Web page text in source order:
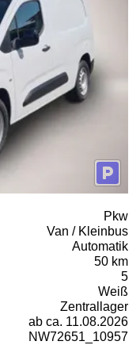
Pkw
Van / Kleinbus
Automatik
50 km
5
Weiß
Zentrallager
ab ca. 11.08.2026
NW72651_10957